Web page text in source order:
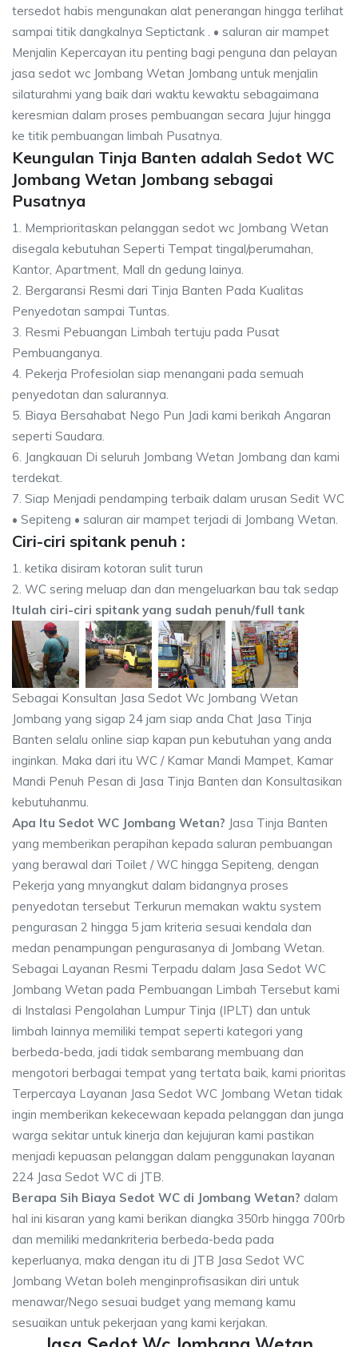
tersedot habis mengunakan alat penerangan hingga terlihat
sampai titik dangkalnya Septictank . • saluran air mampet
Menjalin Kepercayan itu penting bagi penguna dan pelayan
jasa sedot wc Jombang Wetan Jombang untuk menjalin
silaturahmi yang baik dari waktu kewaktu sebagaimana
keresmian dalam proses pembuangan secara Jujur hingga
ke titik pembuangan limbah Pusatnya.
Keungulan Tinja Banten adalah Sedot WC
Jombang Wetan Jombang sebagai
Pusatnya
1. Memprioritaskan pelanggan sedot wc Jombang Wetan
disegala kebutuhan Seperti Tempat tingal/perumahan,
Kantor, Apartment, Mall dn gedung lainya.
2. Bergaransi Resmi dari Tinja Banten Pada Kualitas
Penyedotan sampai Tuntas.
3. Resmi Pebuangan Limbah tertuju pada Pusat
Pembuanganya.
4. Pekerja Profesiolan siap menangani pada semuah
penyedotan dan salurannya.
5. Biaya Bersahabat Nego Pun Jadi kami berikah Angaran
seperti Saudara.
6. Jangkauan Di seluruh Jombang Wetan Jombang dan kami
terdekat.
7. Siap Menjadi pendamping terbaik dalam urusan Sedit WC
• Sepiteng • saluran air mampet terjadi di Jombang Wetan.
Ciri-ciri spitank penuh :
1. ketika disiram kotoran sulit turun
2. WC sering meluap dan dan mengeluarkan bau tak sedap
Itulah ciri-ciri spitank yang sudah penuh/full tank
Sebagai Konsultan Jasa Sedot Wc Jombang Wetan
Jombang yang sigap 24 jam siap anda Chat Jasa Tinja
Banten selalu online siap kapan pun kebutuhan yang anda
inginkan. Maka dari itu WC / Kamar Mandi Mampet, Kamar
Mandi Penuh Pesan di Jasa Tinja Banten dan Konsultasikan
kebutuhanmu.
Apa Itu Sedot WC Jombang Wetan? Jasa Tinja Banten
yang memberikan perapihan kepada saluran pembuangan
yang berawal dari Toilet / WC hingga Sepiteng, dengan
Pekerja yang mnyangkut dalam bidangnya proses
penyedotan tersebut Terkurun memakan waktu system
pengurasan 2 hingga 5 jam kriteria sesuai kendala dan
medan penampungan pengurasanya di Jombang Wetan.
Sebagai Layanan Resmi Terpadu dalam Jasa Sedot WC
Jombang Wetan pada Pembuangan Limbah Tersebut kami
di Instalasi Pengolahan Lumpur Tinja (IPLT) dan untuk
limbah lainnya memiliki tempat seperti kategori yang
berbeda-beda, jadi tidak sembarang membuang dan
mengotori berbagai tempat yang tertata baik, kami prioritas
Terpercaya Layanan Jasa Sedot WC Jombang Wetan tidak
ingin memberikan kekecewaan kepada pelanggan dan junga
warga sekitar untuk kinerja dan kejujuran kami pastikan
menjadi kepuasan pelanggan dalam penggunakan layanan
224 Jasa Sedot WC di JTB.
Berapa Sih Biaya Sedot WC di Jombang Wetan? dalam
hal ini kisaran yang kami berikan diangka 350rb hingga 700rb
dan memiliki medankriteria berbeda-beda pada
keperluanya, maka dengan itu di JTB Jasa Sedot WC
Jombang Wetan boleh menginprofisasikan diri untuk
menawar/Nego sesuai budget yang memang kamu
sesuaikan untuk pekerjaan yang kami kerjakan.